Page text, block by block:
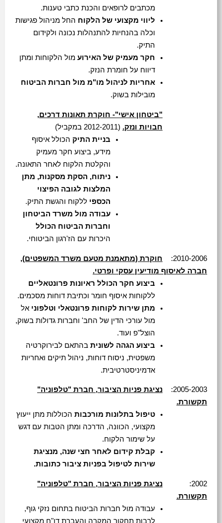
מכתבים לרופאים והכנת כתבי טענות.
ליווי מקצועי של הלקוח החל מניהול פגישות
וכלה בהנחיות להתנהלות נכונה ולקידום
התיק.
חקר מעמיק של האירוע מול הלקוחות ומתן
דיווח על חומרת הנזק.
אחריות לניהול מו"מ מול חברות הביטוח
מובילות בשוק.
"ביטחון אישי"- חוקרת תאונות דרכים,
חבויות ונזק. (2012-2011 במקביל)
בניית התיק הכולל איסוף
מידע, ביצוע חקר מעמיק
והקלטת הלקוח לאחר התאונה.
ניתוח, הסקת מסקנות, מתן
המלצות לגובה הפיצוי
הכספי ללקוח והגשת התיק.
עבודה מול משרד הביטחון
וחברות הביטוח הכולל
היכרות עם הז'רגון הביטוחי.
2010-2006:
חוקרת (מתאמנת מטעם משרד המשפטים),
חברה לאיסוף מודיעין עסקי ופרטי.
ביצוע חקר הכולל ראיונות פרונטאליים
ללקוחות איסוף חומר וכתיבת דוחות מסכמים.
מתן שירות לקוחות פרונטאלי וטלפוני אל
מול עורכי הדין של החב' וחברות גדולות בשוק,
הוצל"פ ועוד.
ביצוע הגהה לשונית בהתאם לבירוקרטיה
משפטית, ניסוח דוחות, ניהול תיקים ואחריות
אדמיניסטרטיבית.
2005-2003:
נציגת פניות הציבור, חברת "טלפוניה"
תקשורת.
טיפול בתלונות מורכבות הכוללות מתן ייעוץ
מקצועי, הכוונה, הדרכה ומתן הטבות עם דגש
על שימור הלקוח.
קבלת קידום לאחר חצי שנה, מנציגת
שירות לטיפול בפניות ציבור כתובות.
2002:
נציגת פניות הציבור, חברת "טלפוניה"
תקשורת.
עבודה מול חברות הביטוח בתחום נזקי גוף,
לרבות תחקור המקרה והעברת דו"ח מקצועי